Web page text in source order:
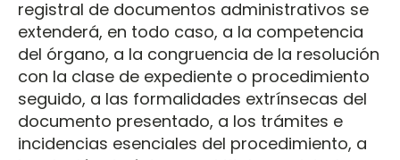
registral de documentos administrativos se
extenderá, en todo caso, a la competencia
del órgano, a la congruencia de la resolución
con la clase de expediente o procedimiento
seguido, a las formalidades extrínsecas del
documento presentado, a los trámites e
incidencias esenciales del procedimiento, a